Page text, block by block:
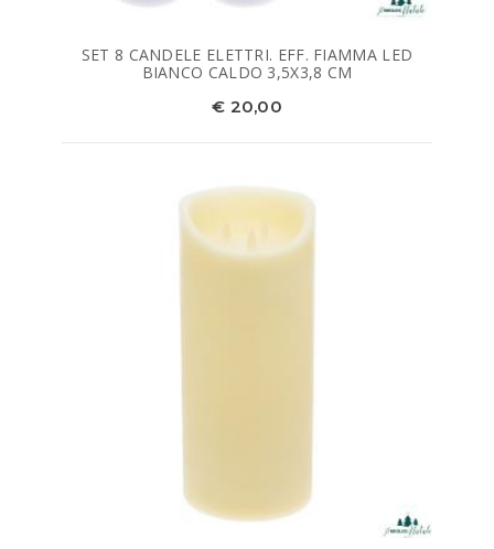
SET 8 CANDELE ELETTRI. EFF. FIAMMA LED
BIANCO CALDO 3,5X3,8 CM
€ 20,00